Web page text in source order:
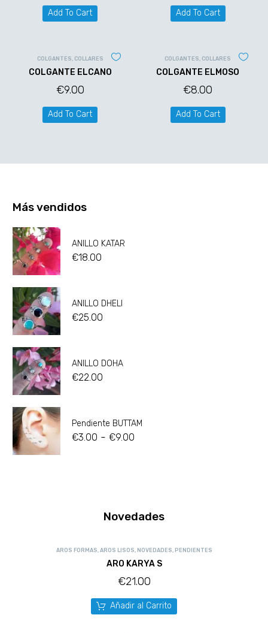
Add To Cart Add To Cart
COLGANTES COLLARES
COLGANTE ELCANO
€9.00
Add To Cart
COLGANTES COLLARES
COLGANTE ELMOSO
€8.00
Add To Cart
Más vendidos
ANILLO KATAR
€18.00
ANILLO DHELI
€25.00
ANILLO DOHA
€22.00
Pendiente BUTTAM
€3.00 - €9.00
Novedades
AROS FORMAS AROS LISOS NOVEDADES PENDIENTES
ARO KARYA S
€21.00
Añadir al Carrito